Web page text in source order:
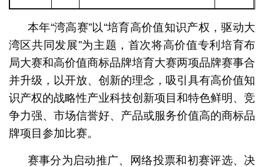
本年“湾高赛”以“培育高价值知识产权，驱动大
湾区共同发展”为主题，首次将高价值专利培育布
局大赛和高价值商标品牌培育大赛两项品牌赛事合
并升级，以开放、创新的理念，吸引具有高价值知
识产权的战略性产业科技创新项目和特色鲜明、竞
争力强、市场信誉好、产品或服务价值高的商标品
牌项目参加比赛。
赛事分为启动推广、网络投票和初赛评选、决